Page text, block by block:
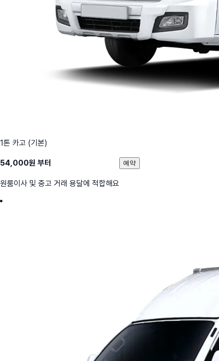
1톤 카고 (기본)
54,000원 부터
원룸이사 및 중고 거래 용달에 적합해요
예약